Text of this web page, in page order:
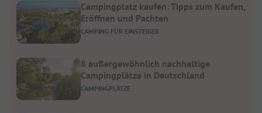
CAMPING FÜR EINSTEIGER
Campingplatz kaufen: Tipps zum Kaufen,
Eröffnen und Pachten
CAMPINGPLÄTZE
8 außergewöhnlich nachhaltige
Campingplätze in Deutschland